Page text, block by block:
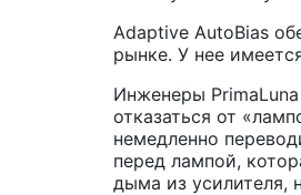
Adaptive AutoBias
рынке. У нее
Инженеры
отказаться от
немедленно
перед лампой,
дыма из усилителя,